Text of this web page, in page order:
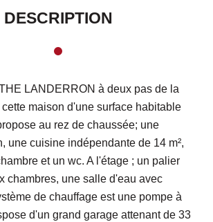
DESCRIPTION
LANDERRON à deux pas de la
maison d'une surface habitable
au rez de chaussée; une
une cuisine indépendante de 14 m²,
et un wc. A l'étage ; un palier
chambres, une salle d'eau avec
de chauffage est une pompe à
d'un grand garage attenant de 33